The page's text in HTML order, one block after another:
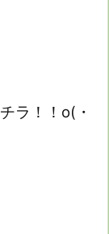
ラ！！o(・